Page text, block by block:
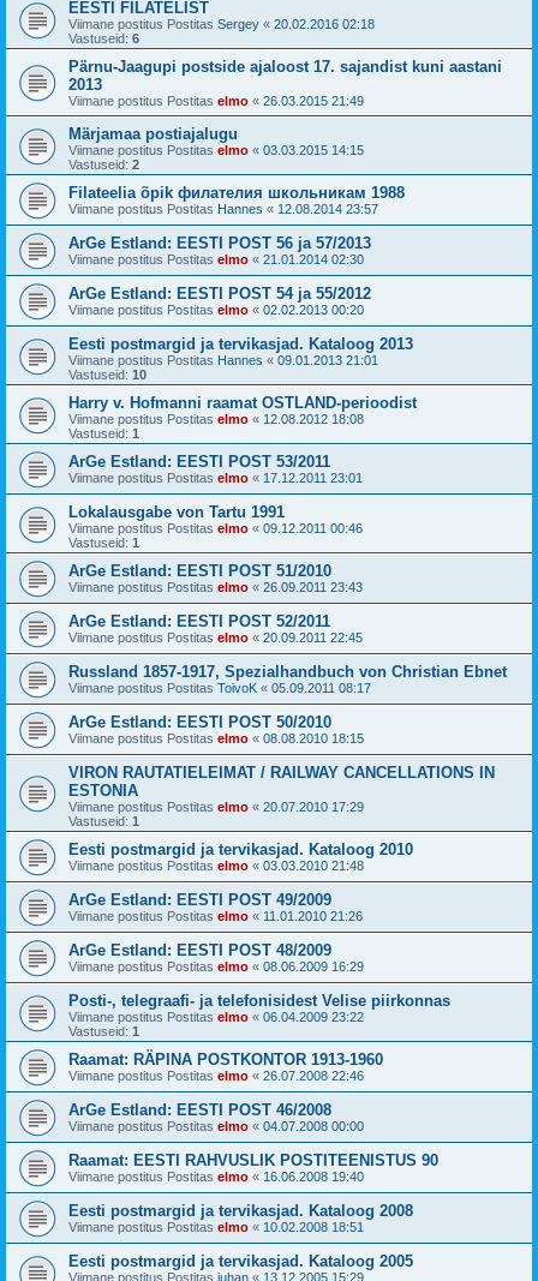
EESTI FILATELIST
Viimane postitus Postitas Sergey « 20.02.2016 02:18
Vastuseid: 6
Pärnu-Jaagupi postside ajaloost 17. sajandist kuni aastani
2013
Viimane postitus Postitas elmo « 26.03.2015 21:49
Märjamaa postiajalugu
Viimane postitus Postitas elmo « 03.03.2015 14:15
Vastuseid: 2
Filateelia õpik филателия школьникам 1988
Viimane postitus Postitas Hannes « 12.08.2014 23:57
ArGe Estland: EESTI POST 56 ja 57/2013
Viimane postitus Postitas elmo « 21.01.2014 02:30
ArGe Estland: EESTI POST 54 ja 55/2012
Viimane postitus Postitas elmo « 02.02.2013 00:20
Eesti postmargid ja tervikasjad. Kataloog 2013
Viimane postitus Postitas Hannes « 09.01.2013 21:01
Vastuseid: 10
Harry v. Hofmanni raamat OSTLAND-perioodist
Viimane postitus Postitas elmo « 12.08.2012 18:08
Vastuseid: 1
ArGe Estland: EESTI POST 53/2011
Viimane postitus Postitas elmo « 17.12.2011 23:01
Lokalausgabe von Tartu 1991
Viimane postitus Postitas elmo « 09.12.2011 00:46
Vastuseid: 1
ArGe Estland: EESTI POST 51/2010
Viimane postitus Postitas elmo « 26.09.2011 23:43
ArGe Estland: EESTI POST 52/2011
Viimane postitus Postitas elmo « 20.09.2011 22:45
Russland 1857-1917, Spezialhandbuch von Christian Ebnet
Viimane postitus Postitas ToivoK « 05.09.2011 08:17
ArGe Estland: EESTI POST 50/2010
Viimane postitus Postitas elmo « 08.08.2010 18:15
VIRON RAUTATIELEIMAT / RAILWAY CANCELLATIONS IN
ESTONIA
Viimane postitus Postitas elmo « 20.07.2010 17:29
Vastuseid: 1
Eesti postmargid ja tervikasjad. Kataloog 2010
Viimane postitus Postitas elmo « 03.03.2010 21:48
ArGe Estland: EESTI POST 49/2009
Viimane postitus Postitas elmo « 11.01.2010 21:26
ArGe Estland: EESTI POST 48/2009
Viimane postitus Postitas elmo « 08.06.2009 16:29
Posti-, telegraafi- ja telefonisidest Velise piirkonnas
Viimane postitus Postitas elmo « 06.04.2009 23:22
Vastuseid: 1
Raamat: RÄPINA POSTKONTOR 1913-1960
Viimane postitus Postitas elmo « 26.07.2008 22:46
ArGe Estland: EESTI POST 46/2008
Viimane postitus Postitas elmo « 04.07.2008 00:00
Raamat: EESTI RAHVUSLIK POSTITEENISTUS 90
Viimane postitus Postitas elmo « 16.06.2008 19:40
Eesti postmargid ja tervikasjad. Kataloog 2008
Viimane postitus Postitas elmo « 10.02.2008 18:51
Eesti postmargid ja tervikasjad. Kataloog 2005
Viimane postitus Postitas juhan « 13.12.2005 15:29